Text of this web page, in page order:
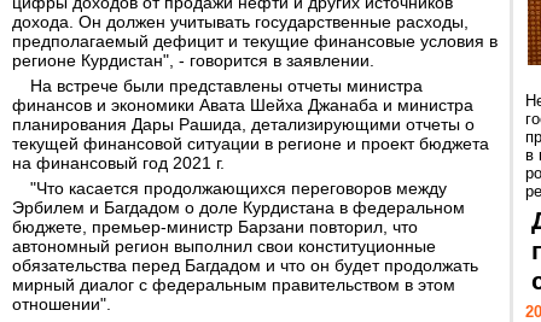
дохода. Он должен учитывать государственные расходы,
предполагаемый дефицит и текущие финансовые условия в
регионе Курдистан", - говорится в заявлении.
На встрече были представлены отчеты министра
финансов и экономики Авата Шейха Джанаба и министра
планирования Дары Рашида, детализирующими отчеты о
текущей финансовой ситуации в регионе и проект бюджета
на финансовый год 2021 г.
"Что касается продолжающихся переговоров между
Эрбилем и Багдадом о доле Курдистана в федеральном
бюджете, премьер-министр Барзани повторил, что
автономный регион выполнил свои конституционные
обязательства перед Багдадом и что он будет продолжать
мирный диалог с федеральным правительством в этом
отношении".
в